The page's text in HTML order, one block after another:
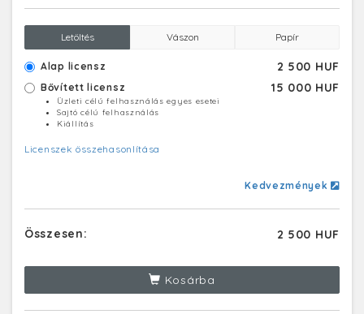
Letöltés Vászon Papír
Alap licensz 2 500 HUF
Bővített licensz 15 000 HUF
Üzleti célú felhasználás egyes esetei
Sajtó célú felhasználás
Kiállítás
Licenszek összehasonlítása
Kedvezmények
Összesen: 2 500 HUF
Kosárba